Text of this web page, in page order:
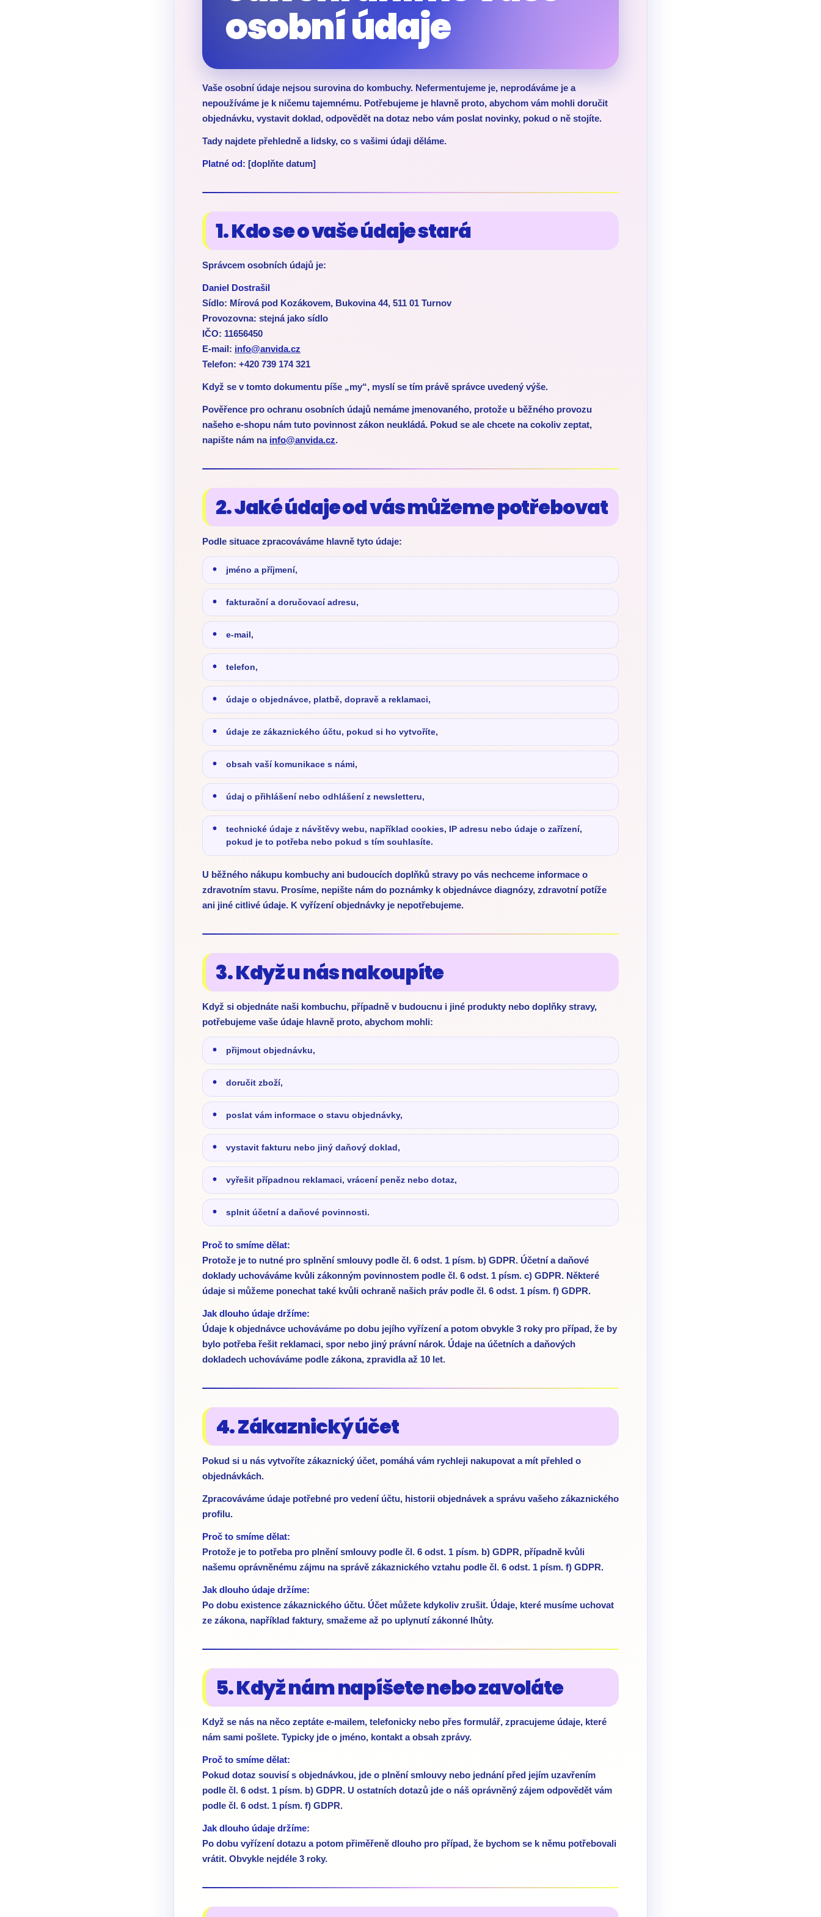
osobní údaje
Vaše osobní údaje nejsou surovina do kombuchy. Nefermentujeme je, neprodáváme je a
nepoužíváme je k ničemu tajemnému. Potřebujeme je hlavně proto, abychom vám mohli doručit
objednávku, vystavit doklad, odpovědět na dotaz nebo vám poslat novinky, pokud o ně stojíte.
Tady najdete přehledně a lidsky, co s vašimi údaji děláme.
Platné od: [doplňte datum]
1. Kdo se o vaše údaje stará
Správcem osobních údajů je:
Daniel Dostrašil
Sídlo: Mírová pod Kozákovem, Bukovina 44, 511 01 Turnov
Provozovna: stejná jako sídlo
IČO: 11656450
E-mail: info@anvida.cz
Telefon: +420 739 174 321
Když se v tomto dokumentu píše „my“, myslí se tím právě správce uvedený výše.
Pověřence pro ochranu osobních údajů nemáme jmenovaného, protože u běžného provozu
našeho e-shopu nám tuto povinnost zákon neukládá. Pokud se ale chcete na cokoliv zeptat,
napište nám na info@anvida.cz.
2. Jaké údaje od vás můžeme potřebovat
Podle situace zpracováváme hlavně tyto údaje:
jméno a příjmení,
fakturační a doručovací adresu,
e-mail,
telefon,
údaje o objednávce, platbě, dopravě a reklamaci,
údaje ze zákaznického účtu, pokud si ho vytvoříte,
obsah vaší komunikace s námi,
údaj o přihlášení nebo odhlášení z newsletteru,
technické údaje z návštěvy webu, například cookies, IP adresu nebo údaje o zařízení,
pokud je to potřeba nebo pokud s tím souhlasíte.
U běžného nákupu kombuchy ani budoucích doplňků stravy po vás nechceme informace o
zdravotním stavu. Prosíme, nepište nám do poznámky k objednávce diagnózy, zdravotní potíže
ani jiné citlivé údaje. K vyřízení objednávky je nepotřebujeme.
3. Když u nás nakoupíte
Když si objednáte naši kombuchu, případně v budoucnu i jiné produkty nebo doplňky stravy,
potřebujeme vaše údaje hlavně proto, abychom mohli:
přijmout objednávku,
doručit zboží,
poslat vám informace o stavu objednávky,
vystavit fakturu nebo jiný daňový doklad,
vyřešit případnou reklamaci, vrácení peněz nebo dotaz,
splnit účetní a daňové povinnosti.
Proč to smíme dělat:
Protože je to nutné pro splnění smlouvy podle čl. 6 odst. 1 písm. b) GDPR. Účetní a daňové
doklady uchováváme kvůli zákonným povinnostem podle čl. 6 odst. 1 písm. c) GDPR. Některé
údaje si můžeme ponechat také kvůli ochraně našich práv podle čl. 6 odst. 1 písm. f) GDPR.
Jak dlouho údaje držíme:
Údaje k objednávce uchováváme po dobu jejího vyřízení a potom obvykle 3 roky pro případ, že by
bylo potřeba řešit reklamaci, spor nebo jiný právní nárok. Údaje na účetních a daňových
dokladech uchováváme podle zákona, zpravidla až 10 let.
4. Zákaznický účet
Pokud si u nás vytvoříte zákaznický účet, pomáhá vám rychleji nakupovat a mít přehled o
objednávkách.
Zpracováváme údaje potřebné pro vedení účtu, historii objednávek a správu vašeho zákaznického
profilu.
Proč to smíme dělat:
Protože je to potřeba pro plnění smlouvy podle čl. 6 odst. 1 písm. b) GDPR, případně kvůli
našemu oprávněnému zájmu na správě zákaznického vztahu podle čl. 6 odst. 1 písm. f) GDPR.
Jak dlouho údaje držíme:
Po dobu existence zákaznického účtu. Účet můžete kdykoliv zrušit. Údaje, které musíme uchovat
ze zákona, například faktury, smažeme až po uplynutí zákonné lhůty.
5. Když nám napíšete nebo zavoláte
Když se nás na něco zeptáte e-mailem, telefonicky nebo přes formulář, zpracujeme údaje, které
nám sami pošlete. Typicky jde o jméno, kontakt a obsah zprávy.
Proč to smíme dělat:
Pokud dotaz souvisí s objednávkou, jde o plnění smlouvy nebo jednání před jejím uzavřením
podle čl. 6 odst. 1 písm. b) GDPR. U ostatních dotazů jde o náš oprávněný zájem odpovědět vám
podle čl. 6 odst. 1 písm. f) GDPR.
Jak dlouho údaje držíme:
Po dobu vyřízení dotazu a potom přiměřeně dlouho pro případ, že bychom se k němu potřebovali
vrátit. Obvykle nejdéle 3 roky.